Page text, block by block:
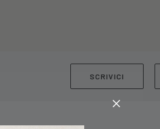
SCRIVICI